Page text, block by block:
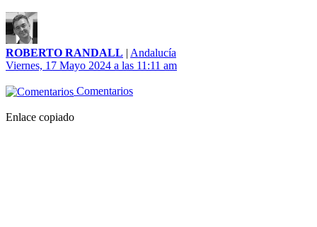
ROBERTO RANDALL | Andalucía
Viernes, 17 Mayo 2024 a las 11:11 am
Comentarios
Enlace copiado